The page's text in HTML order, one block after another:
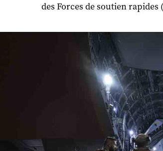
des Forces de soutien